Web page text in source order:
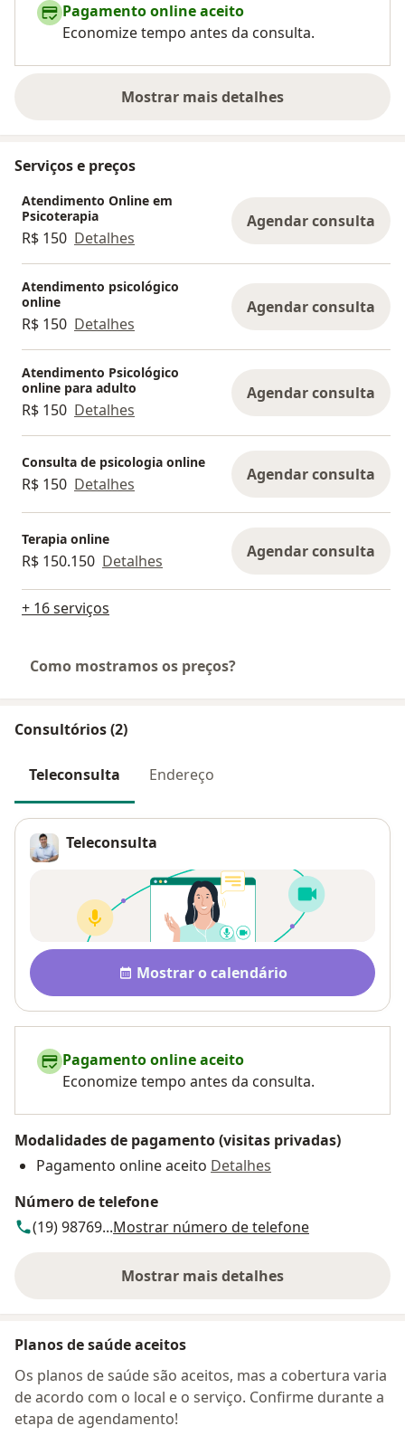
Pagamento online aceito
Economize tempo antes da consulta.
Mostrar mais detalhes
sobre a experiência
Serviços e preços
Atendimento Online em
Psicoterapia
R$ 150 Detalhes
Agendar consulta
Atendimento psicológico
online
R$ 150 Detalhes
Agendar consulta
Atendimento Psicológico
online para adulto
R$ 150 Detalhes
Agendar consulta
Consulta de psicologia online
R$ 150 Detalhes Agendar consulta
Terapia online
R$ 150.150 Detalhes Agendar consulta
+ 16 serviços
Como mostramos os preços?
Consultórios (2)
Teleconsulta Endereço
Teleconsulta
Disponibilidade
Mostrar o calendário
Pagamento online aceito
Economize tempo antes da consulta.
Modalidades de pagamento (visitas privadas)
Pagamento online aceito Detalhes
Número de telefone
(19) 98769...Mostrar número de telefone
Mostrar mais detalhes
sobre o endereço
Planos de saúde aceitos
Os planos de saúde são aceitos, mas a cobertura varia
de acordo com o local e o serviço. Confirme durante a
etapa de agendamento!